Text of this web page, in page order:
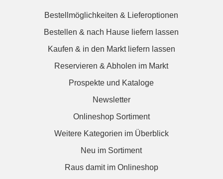
Bestellmöglichkeiten & Lieferoptionen
Bestellen & nach Hause liefern lassen
Kaufen & in den Markt liefern lassen
Reservieren & Abholen im Markt
Prospekte und Kataloge
Newsletter
Onlineshop Sortiment
Weitere Kategorien im Überblick
Neu im Sortiment
Raus damit im Onlineshop